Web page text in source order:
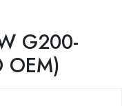
G200-
OEM)